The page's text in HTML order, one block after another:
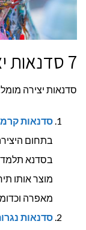
7 סדנאות יצירה למבוגרים
סדנאות יצירה
סדנאות
בתחום
בסדנא
מוצר אותו
מאפרה
סדנאות